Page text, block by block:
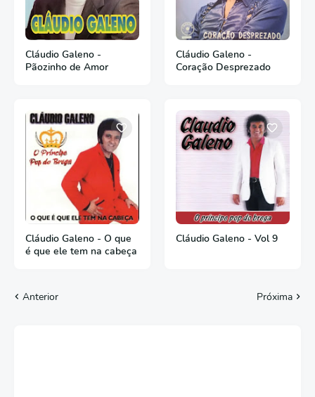
Cláudio Galeno -
Pãozinho de Amor
Cláudio Galeno -
Coração Desprezado
Cláudio Galeno - O que
é que ele tem na cabeça
Cláudio Galeno - Vol 9
Anterior Próxima